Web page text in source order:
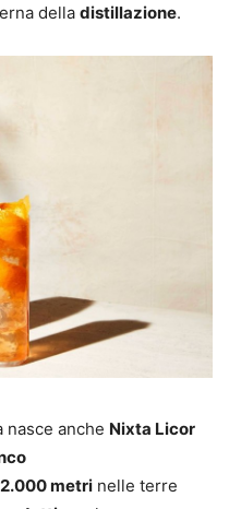
della distillazione.
nasce anche Nixta Licor
2.000 metri nelle terre